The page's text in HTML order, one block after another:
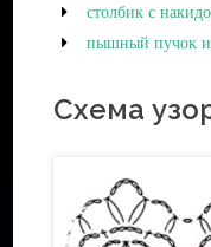
Советы для
Как выбрать
Хлопковая
Набор
столбик с
пышный пучок
Схема